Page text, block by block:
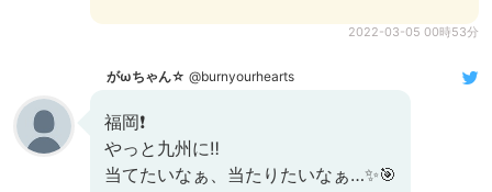
2022-03-05 00時53分
がωちゃん☆ @burnyourhearts
福岡❗️
やっと九州に‼️
当てたいなぁ、当たりたいなぁ…✨🎯